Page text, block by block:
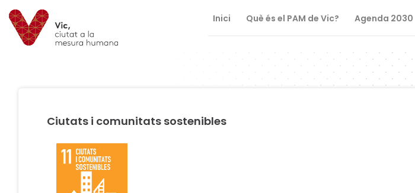
Saltar al contingut
Saltar a la navegació
Informació de contacte Inici Què és el PAM de Vic? Agenda 2030
Ciutats i comunitats sostenibles